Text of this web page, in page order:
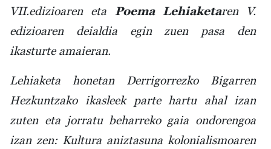
VII.edizioaren eta Poema Lehiaketaren V.
edizioaren deialdia egin zuen pasa den
ikasturte amaieran.
Lehiaketa honetan Derrigorrezko Bigarren
Hezkuntzako ikasleek parte hartu ahal izan
zuten eta jorratu beharreko gaia ondorengoa
izan zen: Kultura aniztasuna kolonialismoaren